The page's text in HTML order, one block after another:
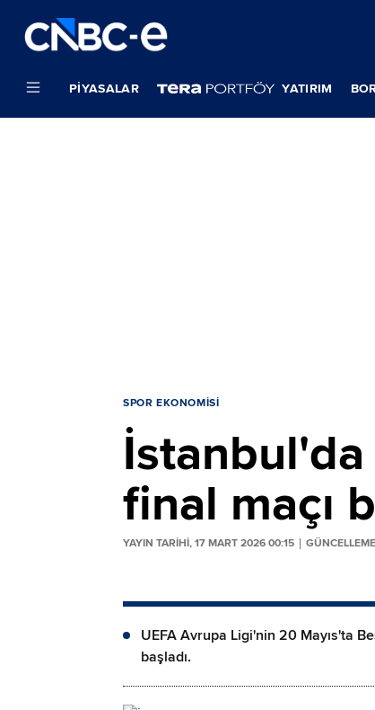
PIYASALAR YATIRIM
SPOR EKONOMISI
final maçı
YAYIN TARİHİ, 17 MART 2026 00:15
UEFA Avrupa Ligi'nin 20 Mayıs'ta
başladı.